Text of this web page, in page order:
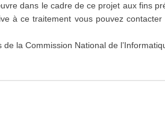
dans le cadre de ce projet aux fins
à ce traitement vous pouvez
la Commission National de